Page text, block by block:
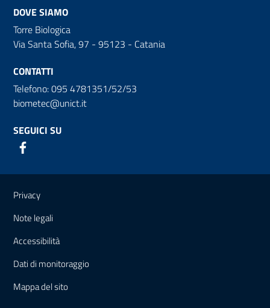
DOVE SIAMO
Torre Biologica
Via Santa Sofia, 97 - 95123 - Catania
CONTATTI
Telefono: 095 4781351/52/53
biometec@unict.it
SEGUICI SU
Link e informazioni utili
Privacy
Note legali
Accessibilità
Dati di monitoraggio
Mappa del sito